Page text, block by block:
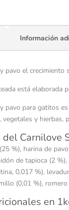
Información
pavo el
está elaborada
pavo para gatitos
y hierbas,
Carnilove
%), harina de
de tapioca (2
0,017 %),
(0,01 %),
en